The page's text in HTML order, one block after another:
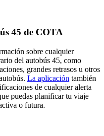
45 de COTA
sobre cualquier
del autobús 45, como
grandes retrasos u otros
La aplicación también
de cualquier alerta
puedas planificar tu viaje
o futura.